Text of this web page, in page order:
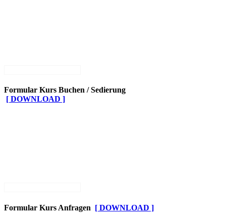
Formular Kurs Buchen / Sedierung
[ DOWNLOAD ]
Formular Kurs Anfragen [ DOWNLOAD ]